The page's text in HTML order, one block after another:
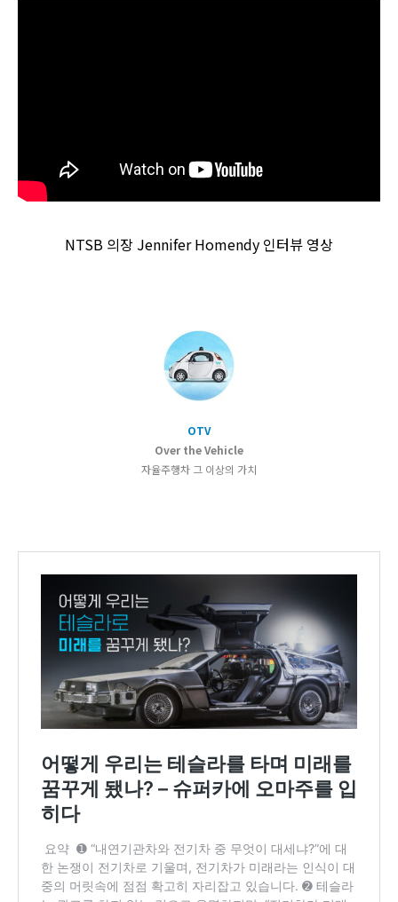
NTSB 의장 Jennifer Homendy 인터뷰 영상
OTV
Over the Vehicle
자율주행차 그 이상의 가치